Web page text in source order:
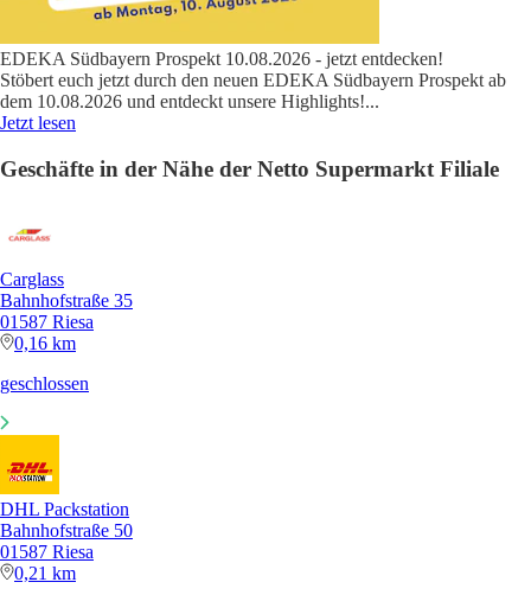
EDEKA Südbayern Prospekt 10.08.2026 - jetzt entdecken!
Stöbert euch jetzt durch den neuen EDEKA Südbayern Prospekt ab
dem 10.08.2026 und entdeckt unsere Highlights!...
Jetzt lesen
Geschäfte in der Nähe der Netto Supermarkt Filiale
Carglass
Bahnhofstraße 35
01587 Riesa
0,16 km
geschlossen
DHL Packstation
Bahnhofstraße 50
01587 Riesa
0,21 km